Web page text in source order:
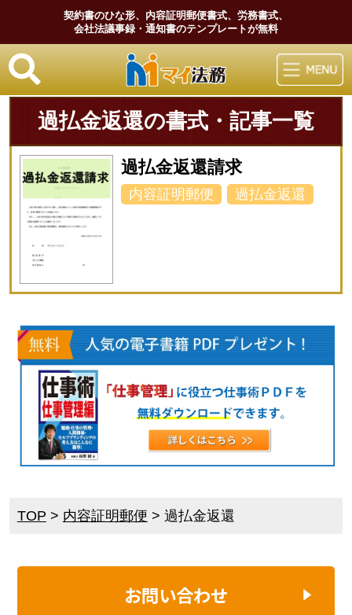
契約書のひな形、内容証明郵便書式、労務書式、
会社法議事録・通知書のテンプレートが無料
マイ法務
過払金返還の書式・記事一覧
過払金返還請求
内容証明郵便 過払金返還
TOP > 内容証明郵便 > 過払金返還
お問い合わせ